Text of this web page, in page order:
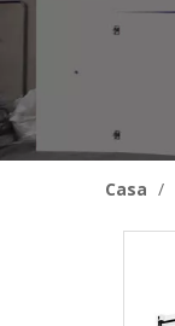
Casa /